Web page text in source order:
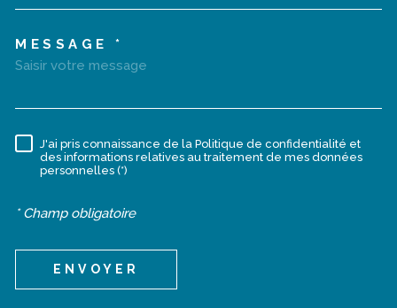
MESSAGE *
RÈGLEMENTATION
J'ai pris connaissance de la Politique de confidentialité et
des informations relatives au traitement de mes données
personnelles (*)
* Champ obligatoire
ENVOYER